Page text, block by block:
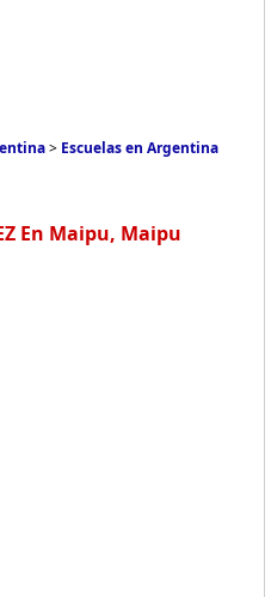
> Escuelas en Argentina
En Maipu, Maipu